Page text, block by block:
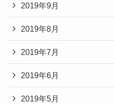
2019年9月
2019年8月
2019年7月
2019年6月
2019年5月